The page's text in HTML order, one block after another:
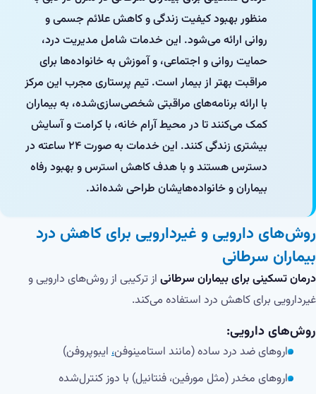
منظور بهبود کیفیت زندگی و کاهش علائم جسمی و
روانی ارائه می‌شود. این خدمات شامل مدیریت درد،
حمایت روانی و اجتماعی، و آموزش به خانواده‌ها برای
مراقبت بهتر از بیمار است. تیم پرستاری مجرب این مرکز
با ارائه برنامه‌های مراقبتی شخصی‌سازی‌شده، به بیماران
کمک می‌کنند تا در محیط آرام خانه، با کرامت و آسایش
بیشتری زندگی کنند. این خدمات به صورت ۲۴ ساعته در
دسترس هستند و با هدف کاهش استرس و بهبود رفاه
بیماران و خانواده‌هایشان طراحی شده‌اند.​
روش‌های دارویی و غیردارویی برای کاهش درد
بیماران سرطانی
درمان تسکینی برای بیماران سرطانی از ترکیبی از روش‌های دارویی و
غیردارویی برای کاهش درد استفاده می‌کند.
روش‌های دارویی:
داروهای ضد درد ساده (مانند استامینوفن، ایبوپروفن)
داروهای مخدر (مثل مورفین، فنتانیل) با دوز کنترل‌شده